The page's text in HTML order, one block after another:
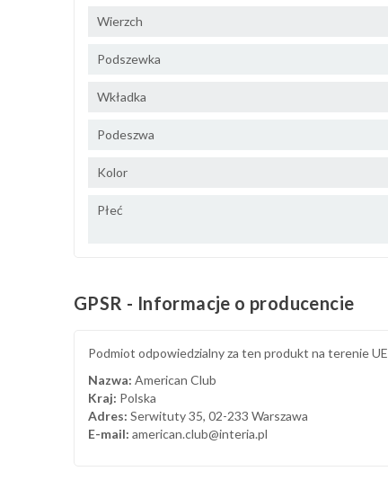
Wierzch
Podszewka
Wkładka
Podeszwa
Kolor
Płeć
GPSR - Informacje o producencie
Podmiot odpowiedzialny za ten produkt na terenie UE
Nazwa: American Club
Kraj: Polska
Adres: Serwituty 35, 02-233 Warszawa
E-mail: american.club@interia.pl